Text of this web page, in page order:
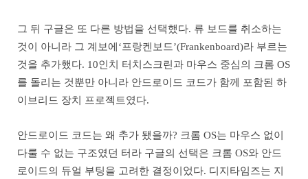
그 뒤 구글은 또 다른 방법을 선택했다. 류 보드를 취소하는
것이 아니라 그 계보에‘프랑켄보드’(Frankenboard)라 부르는
것을 추가했다. 10인치 터치스크린과 마우스 중심의 크롬 OS
를 돌리는 것뿐만 아니라 안드로이드 코드가 함께 포함된 하
이브리드 장치 프로젝트였다.
안드로이드 코드는 왜 추가 됐을까? 크롬 OS는 마우스 없이
다룰 수 없는 구조였던 터라 구글의 선택은 크롬 OS와 안드
로이드의 듀얼 부팅을 고려한 결정이었다. 디지타임즈는 지